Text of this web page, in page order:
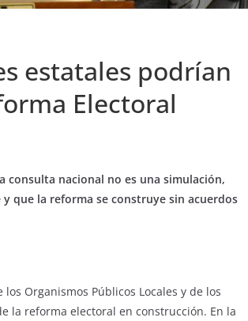
estatales podrían
Electoral
consulta nacional no es una simulación,
que la reforma se construye sin acuerdos
Organismos Públicos Locales y de los
la reforma electoral en construcción. En la